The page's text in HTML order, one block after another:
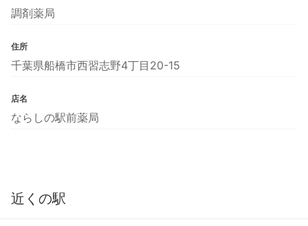
調剤薬局
住所
千葉県船橋市西習志野4丁目20-15
店名
ならしの駅前薬局
近くの駅